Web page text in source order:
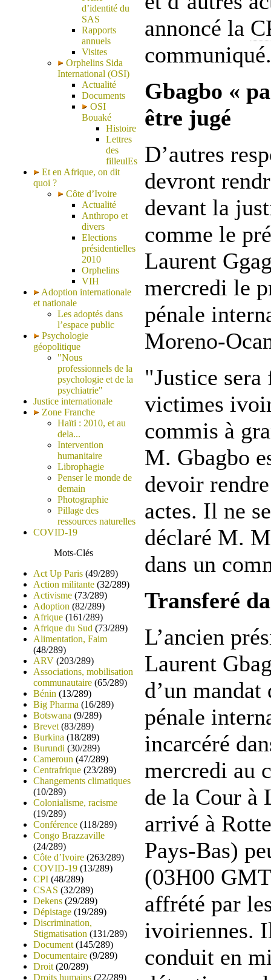
d’identité du
SAS
Rapports
annuels
Visites
Orphelins Sida
International (OSI)
Actualité
Documents
OSI
Bouaké
Histoire
Lettres
des
filleulEs
Et en Afrique, on dit
quoi ?
Côte d’Ivoire
Actualité
Anthropo et
divers
Elections
présidentielles
2010
Orphelins
VIH
Adoption internationale
et nationale
Les adoptés dans
l’espace public
Psychologie
géopolitique
"Nous
professionnels de la
psychologie et de la
psychiatrie"
Justice internationale
Zone Franche
Haïti : 2010, et au
dela...
Intervention
humanitaire
Librophagie
Penser le monde de
demain
Photographie
Pillage des
ressources naturelles
COVID-19
Mots-Clés
Act Up Paris (49/289)
Action militante (32/289)
Activisme (73/289)
Adoption (82/289)
Afrique (161/289)
Afrique du Sud (73/289)
Alimentation, Faim
(48/289)
ARV (203/289)
Associations, mobilisation
communautaire (65/289)
Bénin (13/289)
Big Pharma (16/289)
Botswana (9/289)
Brevet (83/289)
Burkina (18/289)
Burundi (30/289)
Cameroun (47/289)
Centrafrique (23/289)
Changements climatiques
(10/289)
Colonialisme, racisme
(19/289)
Conférence (118/289)
Congo Brazzaville
(24/289)
Côte d’Ivoire (263/289)
COVID-19 (13/289)
CPI (48/289)
CSAS (32/289)
Dekens (29/289)
Dépistage (19/289)
Discrimination,
Stigmatisation (131/289)
Document (145/289)
Documentaire (9/289)
Droit (20/289)
Droits humains (22/289)
annoncé la
communiqué.
Gbagbo «
être jugé
D’autres
devront
devant la
comme le
Laurent
mercredi le
pénale
Moreno-
"Justice
victimes
commis à
M. Gbagbo
devoir
actes. Il ne
déclaré M.
dans un
Transferé
L’ancien
Laurent
d’un mandat
pénale
incarcéré
mercredi au
de la Cour à
arrivé à
Pays-Bas)
(03H00
affrété par
ivoiriennes.
conduit en